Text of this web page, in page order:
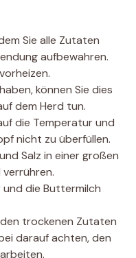
Sie alle Zutaten
aufbewahren.
können Sie dies
dem Herd tun.
die Temperatur und
nicht zu überfüllen.
Salz in einer großen
die Buttermilch
trockenen Zutaten
darauf achten, den